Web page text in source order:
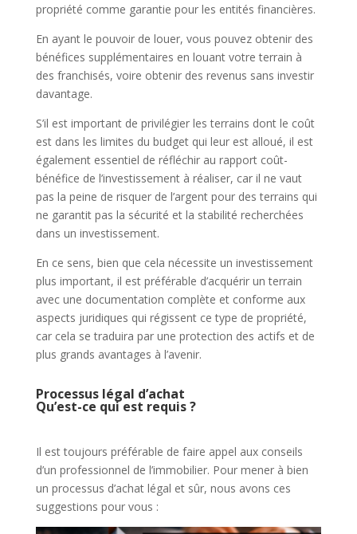
propriété comme garantie pour les entités financières.
En ayant le pouvoir de louer, vous pouvez obtenir des
bénéfices supplémentaires en louant votre terrain à
des franchisés, voire obtenir des revenus sans investir
davantage.
S’il est important de privilégier les terrains dont le coût
est dans les limites du budget qui leur est alloué, il est
également essentiel de réfléchir au rapport coût-
bénéfice de l’investissement à réaliser, car il ne vaut
pas la peine de risquer de l’argent pour des terrains qui
ne garantit pas la sécurité et la stabilité recherchées
dans un investissement.
En ce sens, bien que cela nécessite un investissement
plus important, il est préférable d’acquérir un terrain
avec une documentation complète et conforme aux
aspects juridiques qui régissent ce type de propriété,
car cela se traduira par une protection des actifs et de
plus grands avantages à l’avenir.
Processus légal d’achat
Qu’est-ce qui est requis ?
Il est toujours préférable de faire appel aux conseils
d’un professionnel de l’immobilier. Pour mener à bien
un processus d’achat légal et sûr, nous avons ces
suggestions pour vous :